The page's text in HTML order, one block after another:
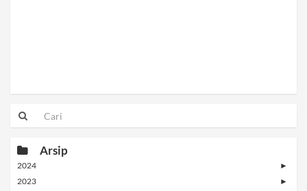
Arsip
2024 ►
2023 ►